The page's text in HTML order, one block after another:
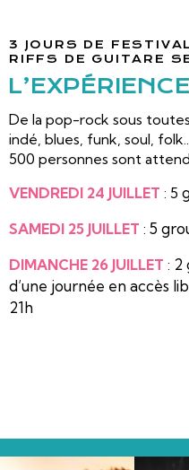
3 JOURS DE
RIFFS DE GUITARE
L’EXPÉRIENCE
De la pop-rock sous
indé, blues, funk, soul,
500 personnes sont
VENDREDI 24 JUILLET : 5
SAMEDI 25 JUILLET : 5
DIMANCHE 26 JUILLET : 2
d’une journée en accès
21h